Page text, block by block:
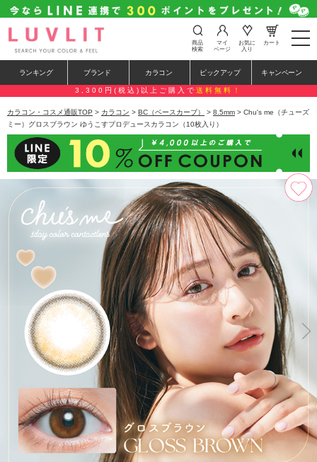
t
o
e
n
a
a
i
o
n
商品
検索
マイ
ページ
お気に
入り
カート
ランキング ブランド カラコン ピックアップ キャンペーン
3,300円(税込)以上ご購入で 送料無料！
カラコン・コスメ通販TOP > カラコン > BC（ベースカーブ） > 8.5mm > Chu's me（チューズ
ミー）グロスブラウン ゆうこすプロデュースカラコン（10枚入り）